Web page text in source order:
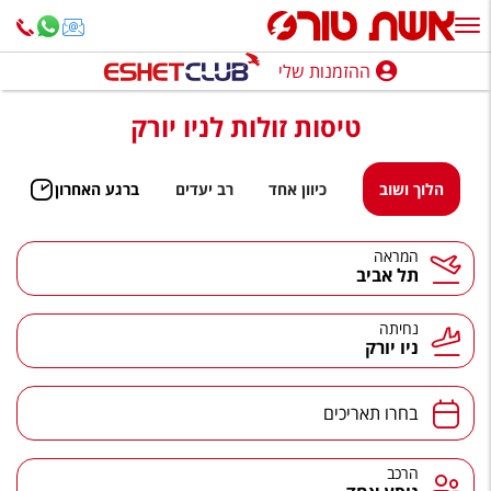
ההזמנות שלי
חופשה לפי סגנון
מלונות באילת
טיולים מאורגנים
סגנונות טיול
חבילות נופש
הרגע האחרון
חבילות בריאות וספא
ההזמנות שלי
טיסות זולות לניו יורק
הלוך ושוב כיוון אחד רב יעדים ברגע האחרון
המראה
תל אביב
נחיתה
ניו יורק
בחרו תאריכים
הרכב